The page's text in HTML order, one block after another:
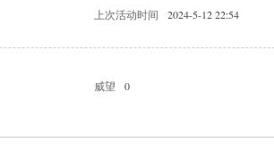
上次活动时间
2024-5-12 22:54
威望
0